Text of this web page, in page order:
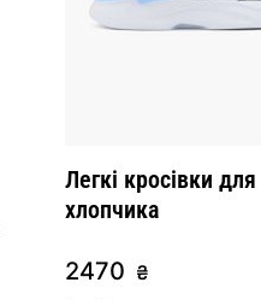
Легкі кросівки для
хлопчика
2470 ₴